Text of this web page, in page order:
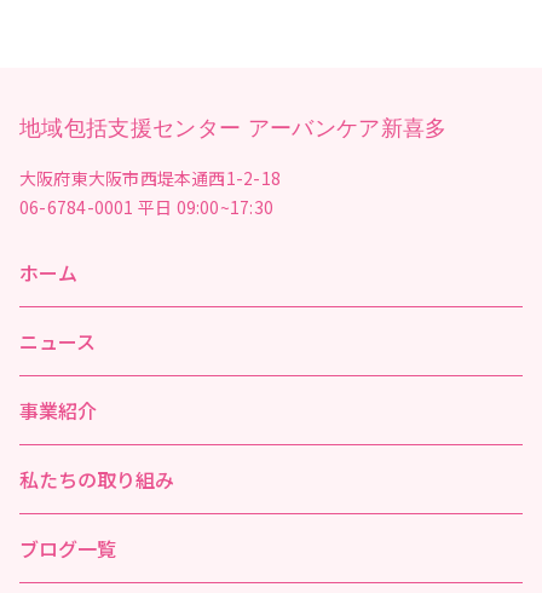
地域包括支援センター アーバンケア新喜多
大阪府東大阪市西堤本通西1-2-18
06-6784-0001 平日 09:00~17:30
ホーム
ニュース
事業紹介
私たちの取り組み
ブログ一覧